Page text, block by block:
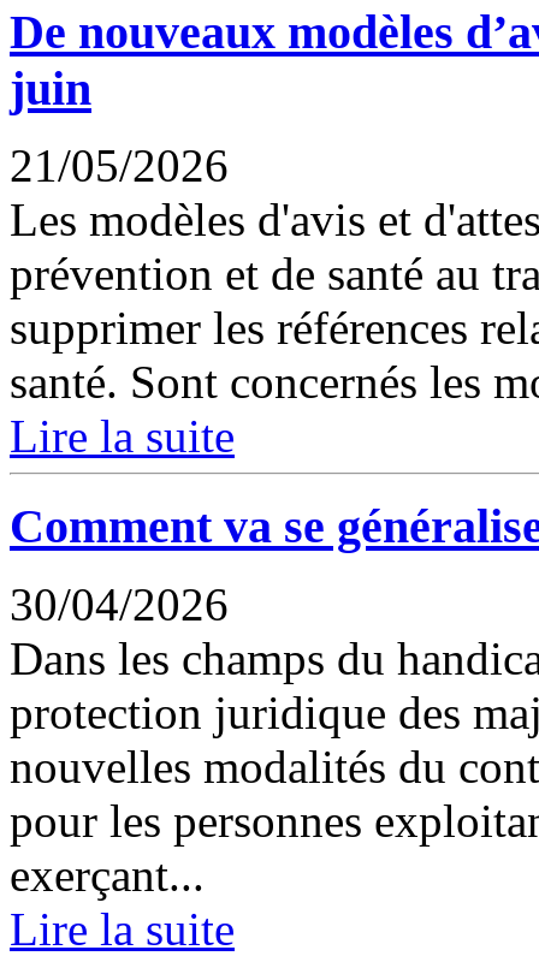
De nouveaux modèles
juin
21/05/2026
Les modèles d'avis et
prévention et de santé au
supprimer les références
santé. Sont concernés les
Lire la suite
Comment va se
30/04/2026
Dans les champs du
protection juridique des
nouvelles modalités du
pour les personnes
exerçant...
Lire la suite